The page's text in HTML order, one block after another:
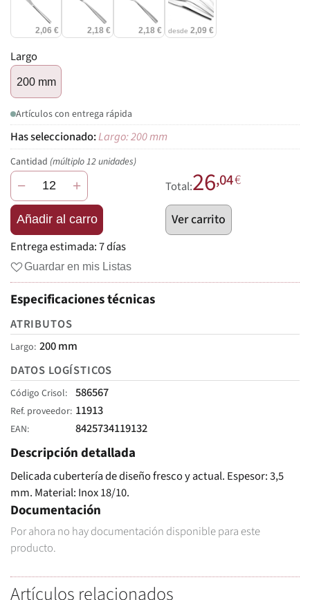
2,06 € 2,18 € 2,18 € desde 2,09 €
Largo
200 mm
Artículos con entrega rápida
Largo: 200 mm
Cantidad (múltiplo 12 unidades)
− +
Añadir al carro
Total:26,04€
Ver carrito
Entrega estimada:7 días
Guardar en mis Listas
Especificaciones técnicas
ATRIBUTOS
Largo 200 mm
DATOS LOGÍSTICOS
Código Crisol 586567
Ref. proveedor 11913
EAN 8425734119132
Descripción detallada
Delicada cubertería de diseño fresco y actual. Espesor: 3,5
mm. Material: Inox 18/10.
Documentación
Por ahora no hay documentación disponible para este
producto.
Artículos relacionados